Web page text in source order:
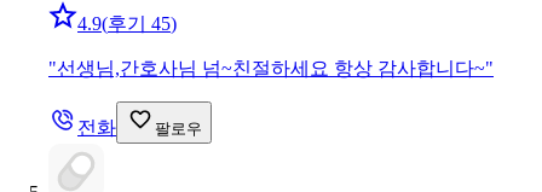
4.9(후기 45)
"선생님,간호사님 넘~친절하세요 항상 감사합니다~"
전화 팔로우